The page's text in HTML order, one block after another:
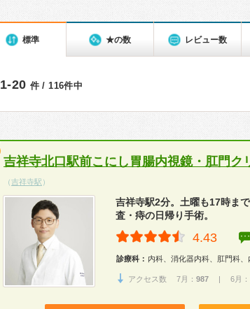
標準 ★の数 レビュー数
1-20 件 / 116件中
吉祥寺北口駅前こにし胃腸内視鏡・肛門ク
（吉祥寺駅 ）
吉祥寺駅2分。土曜も17時ま
査・痔の日帰り手術。
4.43
診療科： 内科、消化器内科、肛門科、
アクセス数 7月： 987 | 6月：